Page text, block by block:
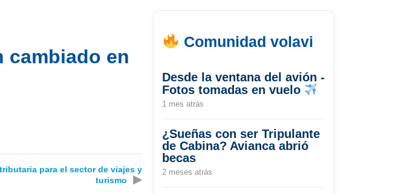
cambiado en
para el sector de viajes y
turismo
▶
Comunidad volavi
Desde la ventana del avión -
Fotos tomadas en vuelo
1 mes atrás
¿Sueñas con ser Tripulante
de Cabina? Avianca abrió
becas
2 meses atrás